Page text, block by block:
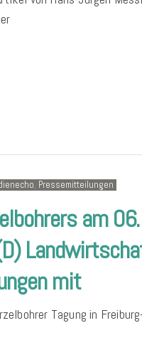
, Pressemitteilungen
am
mit
Tagung in